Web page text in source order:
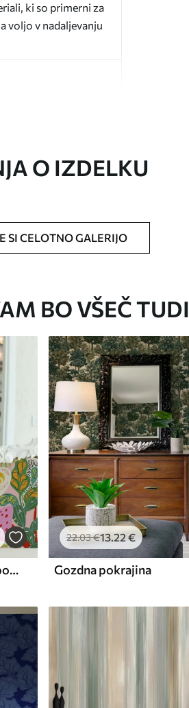
ki so primerni za
voljo v nadaljevanju
trakove širine do 50
z lakiranim
O IZDELKU
SI CELOTNO GALERIJO
BO VŠEČ TUDI
Abstraktni cvetlični tisk v slogu pop art
22.03€13.22 €
Gozdna pokrajina